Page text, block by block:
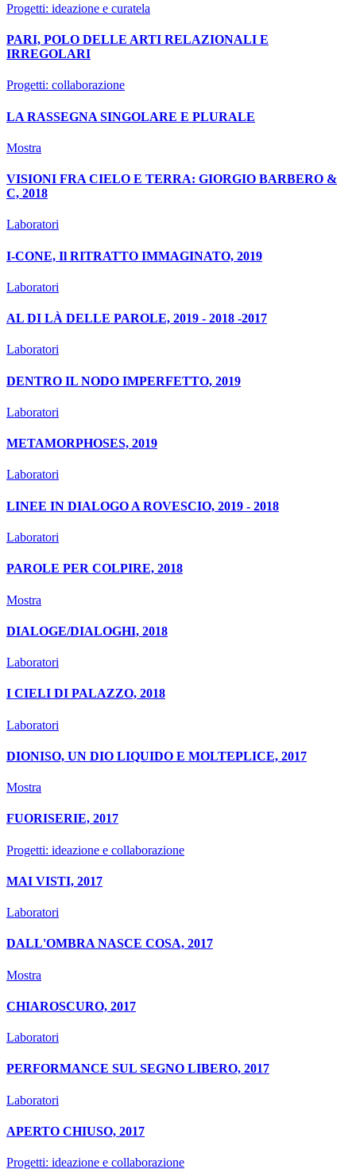
Progetti: ideazione e curatela
PARI, POLO DELLE ARTI RELAZIONALI E
IRREGOLARI
Progetti: collaborazione
LA RASSEGNA SINGOLARE E PLURALE
Mostra
VISIONI FRA CIELO E TERRA: GIORGIO BARBERO &
C, 2018
Laboratori
I-CONE, Il RITRATTO IMMAGINATO, 2019
Laboratori
AL DI LÀ DELLE PAROLE, 2019 - 2018 -2017
Laboratori
DENTRO IL NODO IMPERFETTO, 2019
Laboratori
METAMORPHOSES, 2019
Laboratori
LINEE IN DIALOGO A ROVESCIO, 2019 - 2018
Laboratori
PAROLE PER COLPIRE, 2018
Mostra
DIALOGE/DIALOGHI, 2018
Laboratori
I CIELI DI PALAZZO, 2018
Laboratori
DIONISO, UN DIO LIQUIDO E MOLTEPLICE, 2017
Mostra
FUORISERIE, 2017
Progetti: ideazione e collaborazione
MAI VISTI, 2017
Laboratori
DALL'OMBRA NASCE COSA, 2017
Mostra
CHIAROSCURO, 2017
Laboratori
PERFORMANCE SUL SEGNO LIBERO, 2017
Laboratori
APERTO CHIUSO, 2017
Progetti: ideazione e collaborazione